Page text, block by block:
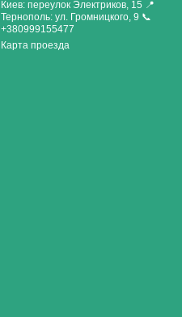
Киев: переулок Электриков, 15 📍
Тернополь: ул. Громницкого, 9 📞
+380999155477
Карта проезда